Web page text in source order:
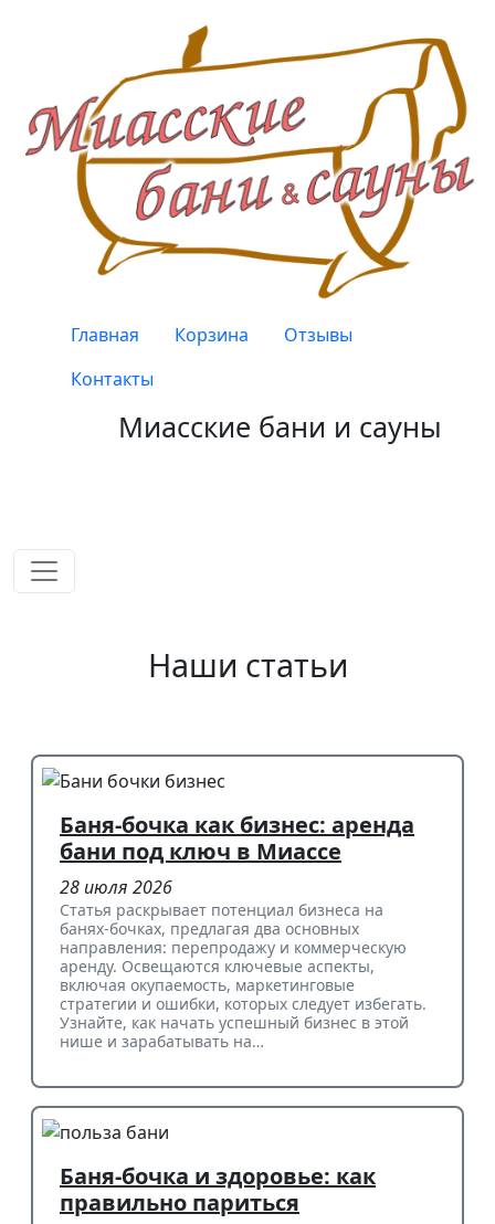
Верхнее меню
Главная Корзина
Отзывы
Контакты
Миасские бани и сауны
Наши статьи
Баня-бочка как бизнес: аренда
бани под ключ в Миассе
28 июля 2026
Статья раскрывает потенциал бизнеса на
банях-бочках, предлагая два основных
направления: перепродажу и коммерческую
аренду. Освещаются ключевые аспекты,
включая окупаемость, маркетинговые
стратегии и ошибки, которых следует избегать.
Узнайте, как начать успешный бизнес в этой
нише и зарабатывать на…
Баня-бочка и здоровье: как
правильно париться